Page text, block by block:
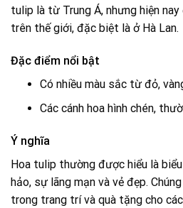
tulip là từ Trung Á, nhưng hiện
trên thế giới, đặc biệt là ở Hà Lan.
Đặc điểm nổi bật
Có nhiều màu sắc từ đỏ,
Các cánh hoa hình chén,
Ý nghĩa
Hoa tulip thường được hiểu là
hảo, sự lãng mạn và vẻ đẹp.
trong trang trí và quà tặng cho